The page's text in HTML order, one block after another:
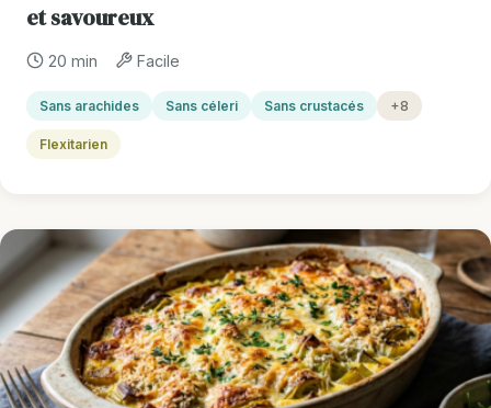
et savoureux
20 min Facile
Sans arachides Sans céleri Sans crustacés +8
Flexitarien